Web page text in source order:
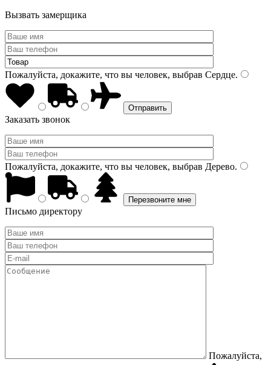
Вызвать замерщика
Пожалуйста, докажите, что вы человек, выбрав Сердце.
Заказать звонок
Пожалуйста, докажите, что вы человек, выбрав Дерево.
Письмо директору
Пожалуйста,